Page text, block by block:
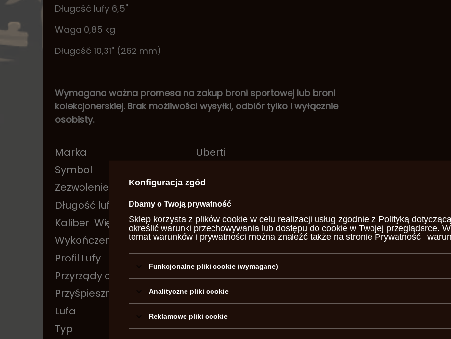
Długość lufy 6,5"
Waga 0,85 kg
Długość 10,31" (262 mm)
Wymagana ważna promesa na zakup broni sportowej lub broni
kolekcjonerskiej. Brak możliwości wysyłki, odbiór tylko i wyłącznie
osobisty.
Marka
Uberti
Symbol
Zezwolenie na broń
Tak
Długość lufy
6,5
Kaliber Więcej
22LR
Wykończenie Lufy
Oksyda
Profil Lufy
okrągła
Przyrządy celownicze
stałe
Przyśpiesznik
Nie
Lufa
Gwintowana
Typ
Powtarzalna
Konfiguracja zgód
Dbamy o Twoją prywatność
Sklep korzysta z plików cookie w celu realizacji usług zgodnie z Polityką
określić warunki przechowywania lub dostępu do cookie w Twojej przeglądarce.
temat warunków i prywatności można znaleźć także na stronie Prywatność i
Funkcjonalne pliki cookie (wymagane)
Analityczne pliki cookie
Reklamowe pliki cookie